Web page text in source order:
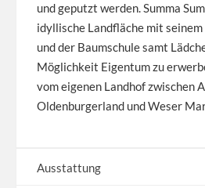
und geputzt werden. Summa
idyllische Landfläche mit
und der Baumschule samt
Möglichkeit Eigentum zu
vom eigenen Landhof zwischen
Oldenburgerland und Weser
Ausstattung